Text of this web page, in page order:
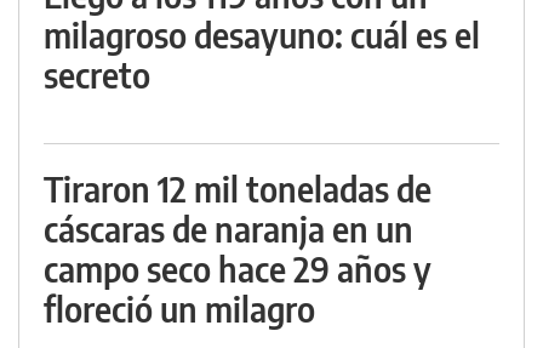
milagroso desayuno: cuál es el
secreto
Tiraron 12 mil toneladas de
cáscaras de naranja en un
campo seco hace 29 años y
floreció un milagro